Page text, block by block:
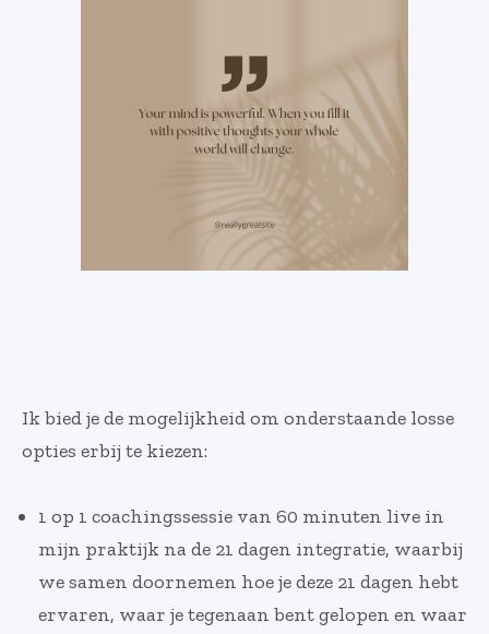
Ik bied je de mogelijkheid om onderstaande losse
opties erbij te kiezen:
1 op 1 coachingssessie van 60 minuten live in
mijn praktijk na de 21 dagen integratie, waarbij
we samen doornemen hoe je deze 21 dagen hebt
ervaren, waar je tegenaan bent gelopen en waar